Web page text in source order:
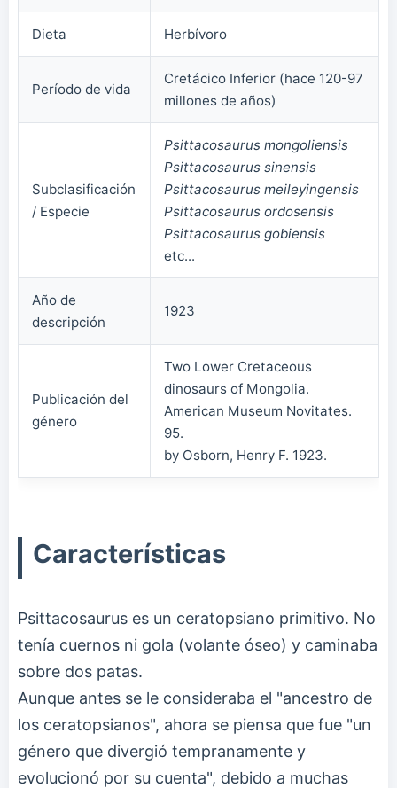
Dieta Herbívoro
Período de vida
Cretácico Inferior (hace 120-97
millones de años)
Subclasificación
/ Especie
Psittacosaurus mongoliensis
Psittacosaurus sinensis
Psittacosaurus meileyingensis
Psittacosaurus ordosensis
Psittacosaurus gobiensis
etc...
Año de
descripción
1923
Publicación del
género
Two Lower Cretaceous
dinosaurs of Mongolia.
American Museum Novitates.
95.
by Osborn, Henry F. 1923.
Características
Psittacosaurus es un ceratopsiano primitivo. No
tenía cuernos ni gola (volante óseo) y caminaba
sobre dos patas.
Aunque antes se le consideraba el "ancestro de
los ceratopsianos", ahora se piensa que fue "un
género que divergió tempranamente y
evolucionó por su cuenta", debido a muchas